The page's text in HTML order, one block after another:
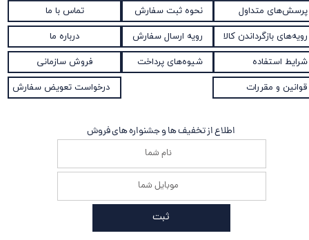
نحوه ثبت سفارش
رویه ارسال سفارش
شیوه‌های پرداخت
پرسش‌های متداول
رویه‌های بازگرداندن کالا
شرایط استفاده
قوانین و مقررات
تماس با ما
درباره ما
فروش سازمانی
درخواست تعویض سفارش
اطلاع از تخفیف ها و جشنواره های فروش
ثبت